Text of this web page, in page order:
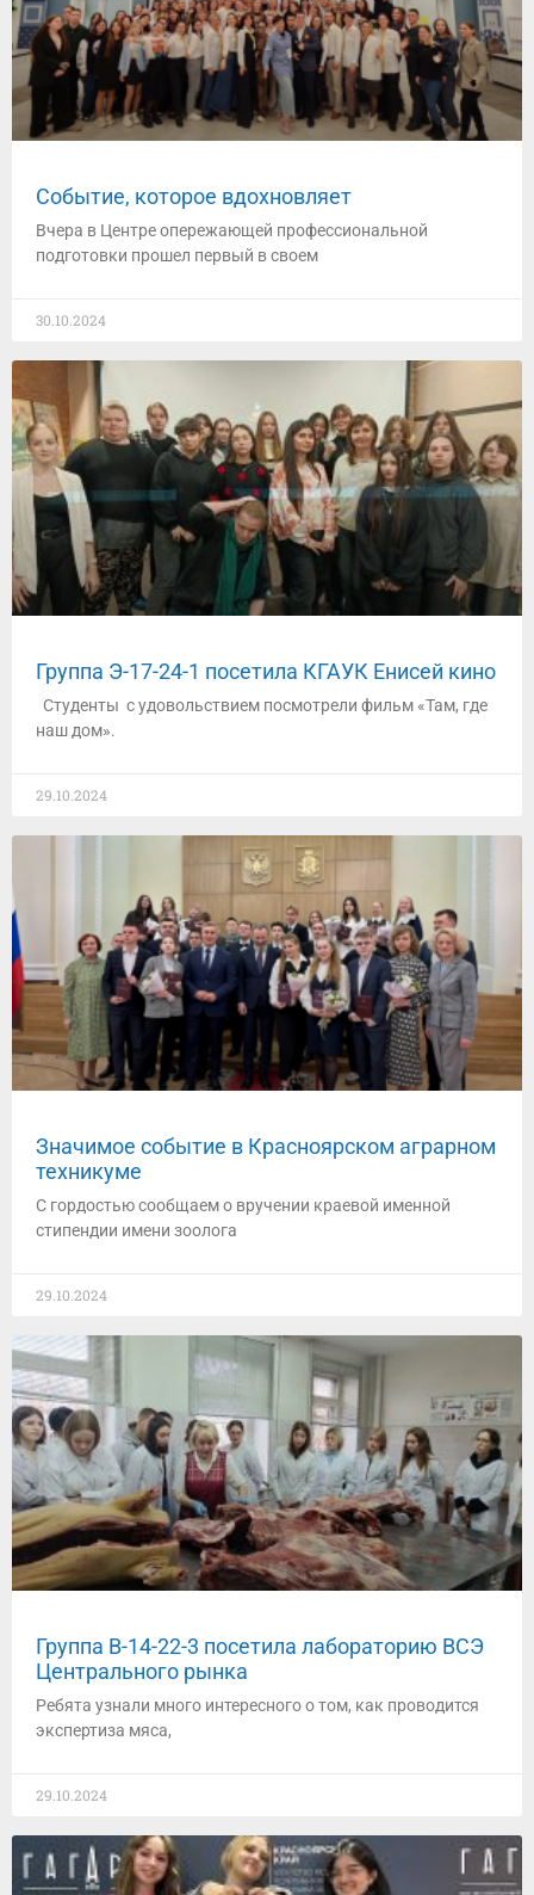
Событие, которое вдохновляет
Вчера в Центре опережающей профессиональной
подготовки прошел первый в своем
30.10.2024
Группа Э-17-24-1 посетила КГАУК Енисей кино
Студенты с удовольствием посмотрели фильм «Там, где
наш дом».
29.10.2024
Значимое событие в Красноярском аграрном
техникуме
С гордостью сообщаем о вручении краевой именной
стипендии имени зоолога
29.10.2024
Группа В-14-22-3 посетила лабораторию ВСЭ
Центрального рынка
Ребята узнали много интересного о том, как проводится
экспертиза мяса,
29.10.2024